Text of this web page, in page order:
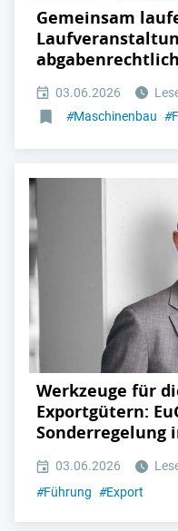
Gemeinsam
03.06.2026
#Maschinenbau #
Werkzeuge für
Exportgütern:
Sonderregelung
03.06.2026
#Führung #Export